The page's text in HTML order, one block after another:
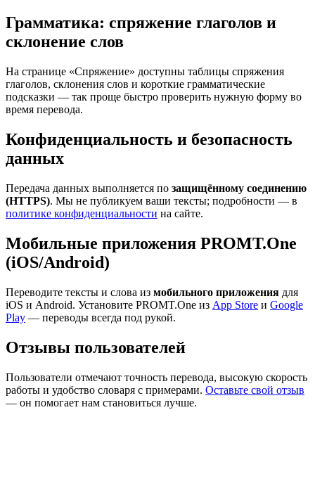
Грамматика: спряжение глаголов и
склонение слов
На странице «Спряжение» доступны таблицы спряжения
глаголов, склонения слов и короткие грамматические
подсказки — так проще быстро проверить нужную форму во
время перевода.
Конфиденциальность и безопасность
данных
Передача данных выполняется по защищённому соединению
(HTTPS). Мы не публикуем ваши тексты; подробности — в
политике конфиденциальности на сайте.
Мобильные приложения PROMT.One
(iOS/Android)
Переводите тексты и слова из мобильного приложения для
iOS и Android. Установите PROMT.One из App Store и Google
Play — переводы всегда под рукой.
Отзывы пользователей
Пользователи отмечают точность перевода, высокую скорость
работы и удобство словаря с примерами. Оставьте свой отзыв
— он помогает нам становиться лучше.